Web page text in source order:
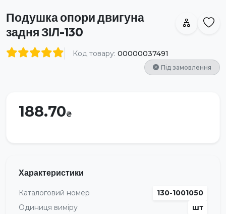
Подушка опори двигуна
задня ЗІЛ-130
Код товару: 00000037491
Під замовлення
188.70
Характеристики
Каталоговий номер
130-1001050
Одиниця виміру
шт